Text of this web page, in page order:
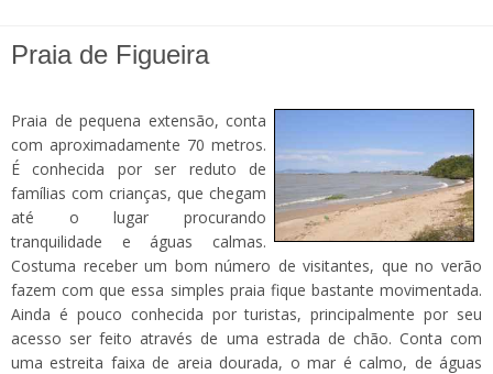
Praia de Figueira
Praia de pequena extensão, conta
com aproximadamente 70 metros.
É conhecida por ser reduto de
famílias com crianças, que chegam
até o lugar procurando
tranquilidade e águas calmas.
Costuma receber um bom número de visitantes, que no verão
fazem com que essa simples praia fique bastante movimentada.
Ainda é pouco conhecida por turistas, principalmente por seu
acesso ser feito através de uma estrada de chão. Conta com
uma estreita faixa de areia dourada, o mar é calmo, de águas